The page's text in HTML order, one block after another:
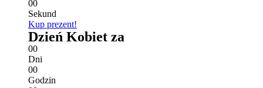
00
Sekund
Kup prezent!
Dzień Kobiet za
00
Dni
00
Godzin